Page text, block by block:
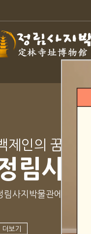
제인의 꿈과
림사
림사지박물관에 오신
더보기